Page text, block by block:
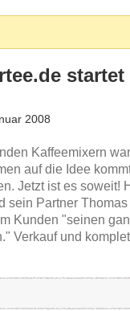
startet
2008
Kaffeemixern
auf die Idee
Jetzt ist es soweit!
sein Partner Thomas
Kunden "seinen
Verkauf und